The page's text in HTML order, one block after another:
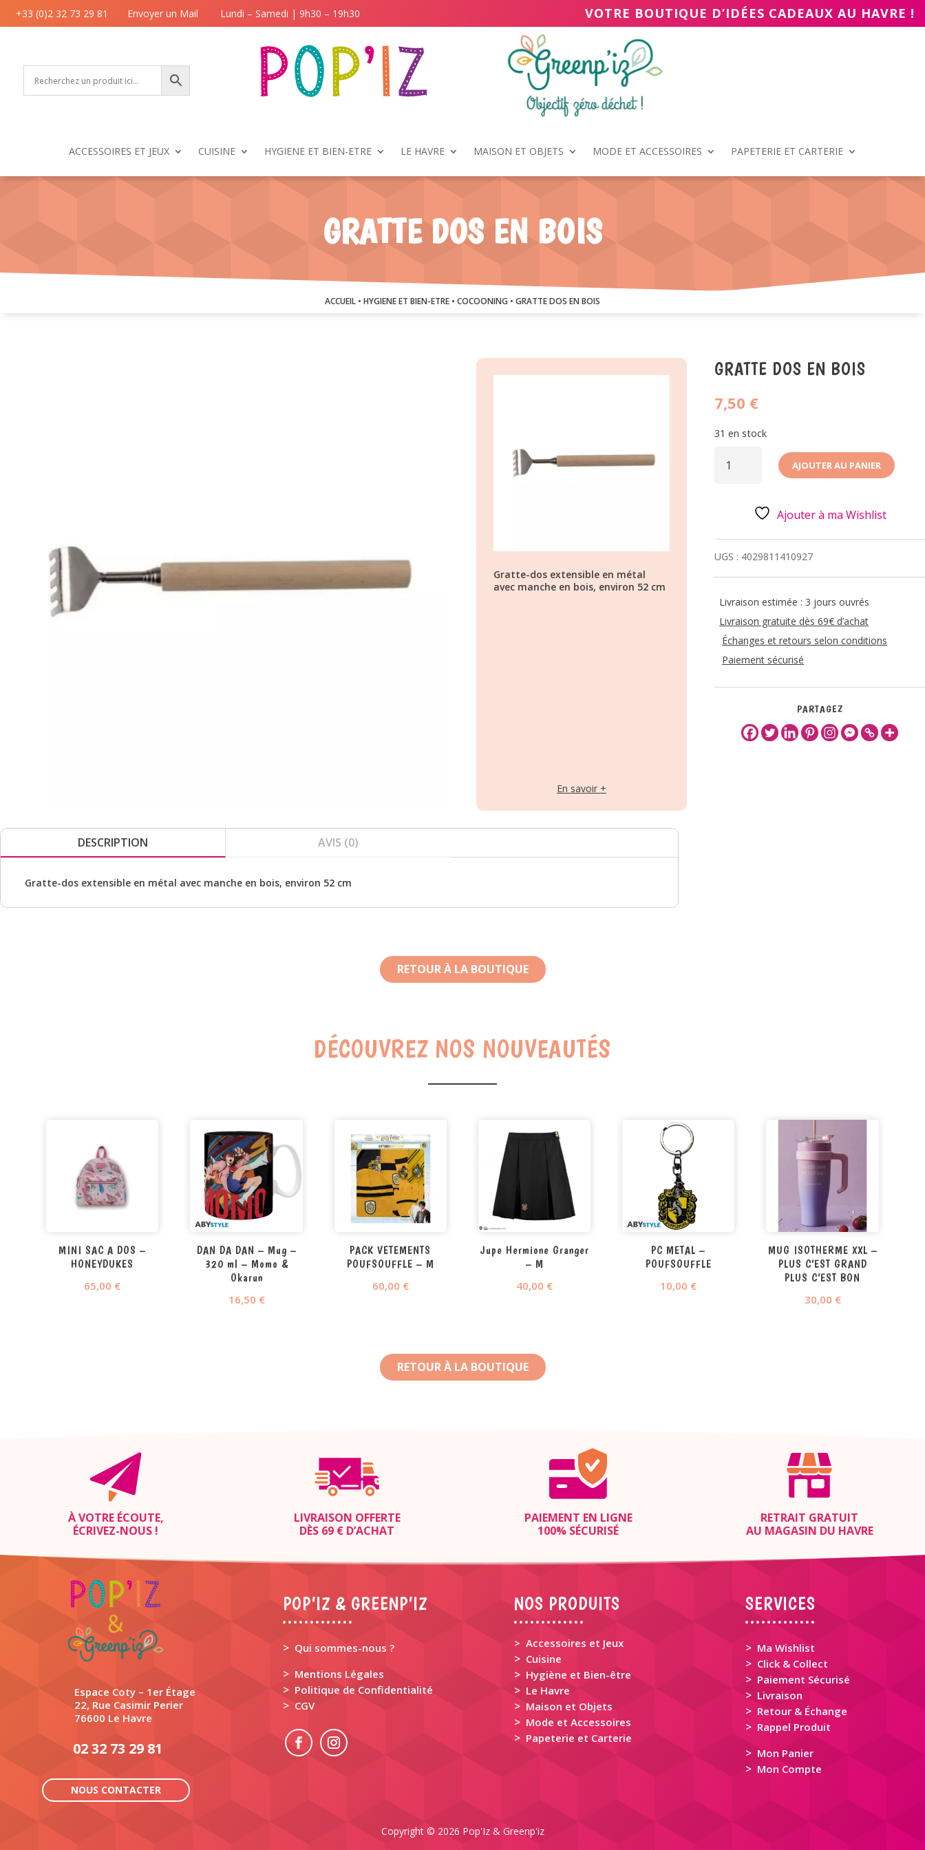
+33 (0)2 32 73 29 81 Envoyer un Mail Lundi – Samedi | 9h30 – 19h30 VOTRE BOUTIQUE D’IDÉES CADEAUX AU HAVRE !
ACCESSOIRES ET JEUX CUISINE HYGIENE ET BIEN-ETRE LE HAVRE MAISON ET OBJETS MODE ET ACCESSOIRES PAPETERIE ET CARTERIE
GRATTE DOS EN BOIS
ACCUEIL • HYGIENE ET BIEN-ETRE • COCOONING • GRATTE DOS EN BOIS
Gratte-dos extensible en métal
avec manche en bois, environ 52 cm
En savoir +
GRATTE DOS EN BOIS
7,50 €
31 en stock
DE
GRATTE AJOUTER AU PANIER
Ajouter à ma Wishlist
UGS : 4029811410927
Livraison estimée : 3 jours ouvrés
Livraison gratuite dès 69€ d’achat
Échanges et retours selon conditions
Paiement sécurisé
PARTAGEZ
DESCRIPTION AVIS (0)
Gratte-dos extensible en métal avec manche en bois, environ 52 cm
RETOUR À LA BOUTIQUE
DÉCOUVREZ NOS NOUVEAUTÉS
MINI SAC A DOS –
HONEYDUKES
65,00 €
DAN DA DAN – Mug –
320 ml – Momo &
Okarun
16,50 €
PACK VETEMENTS
POUFSOUFFLE – M
60,00 €
Jupe Hermione Granger
– M
40,00 €
PC METAL –
POUFSOUFFLE
10,00 €
MUG ISOTHERME XXL –
PLUS C’EST GRAND
PLUS C’EST BON
30,00 €
RETOUR À LA BOUTIQUE
À VOTRE ÉCOUTE,
ÉCRIVEZ-NOUS !
LIVRAISON OFFERTE
DÈS 69 € D’ACHAT
PAIEMENT EN LIGNE
100% SÉCURISÉ
RETRAIT GRATUIT
AU MAGASIN DU HAVRE
Espace Coty – 1er Étage
22, Rue Casimir Perier
76600 Le Havre
02 32 73 29 81
NOUS CONTACTER
POP’IZ & GREENP’IZ
> Qui sommes-nous ?
> Mentions Légales
> Politique de Confidentialité
> CGV
NOS PRODUITS
> Accessoires et Jeux
> Cuisine
> Hygiène et Bien-être
> Le Havre
> Maison et Objets
> Mode et Accessoires
> Papeterie et Carterie
SERVICES
> Ma Wishlist
> Click & Collect
> Paiement Sécurisé
> Livraison
> Retour & Échange
> Rappel Produit
> Mon Panier
> Mon Compte
Copyright © 2026 Pop'Iz & Greenp'iz